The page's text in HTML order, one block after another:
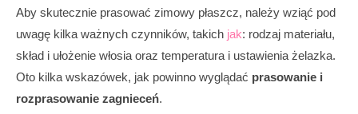
Aby skutecznie prasować zimowy płaszcz, należy wziąć pod
uwagę kilka ważnych czynników, takich jak: rodzaj materiału,
skład i ułożenie włosia oraz temperatura i ustawienia żelazka.
Oto kilka wskazówek, jak powinno wyglądać prasowanie i
rozprasowanie zagnieceń.